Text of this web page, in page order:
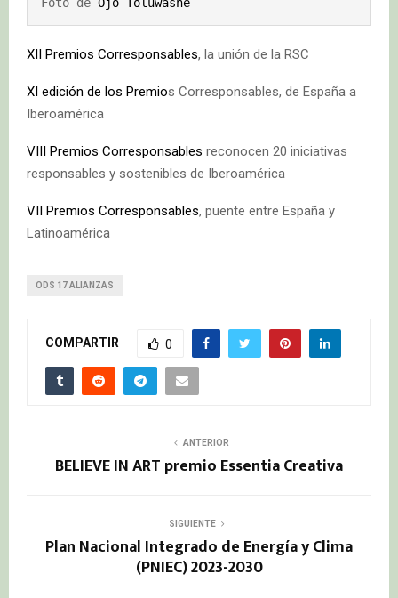
Foto de Ojo Toluwashe
XII Premios Corresponsables, la unión de la RSC
XI edición de los Premios Corresponsables, de España a
Iberoamérica
VIII Premios Corresponsables reconocen 20 iniciativas
responsables y sostenibles de Iberoamérica
VII Premios Corresponsables, puente entre España y
Latinoamérica
ODS 17 ALIANZAS
COMPARTIR 0
ANTERIOR
BELIEVE IN ART premio Essentia Creativa
SIGUIENTE
Plan Nacional Integrado de Energía y Clima
(PNIEC) 2023-2030